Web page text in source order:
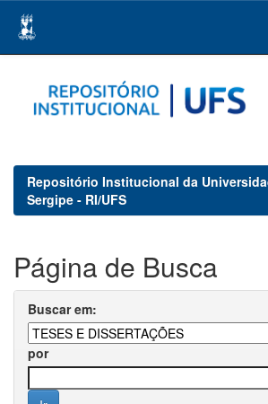
navigation
Repositório Institucional da
Sergipe - RI/UFS
Página de Busca
Buscar em:
por